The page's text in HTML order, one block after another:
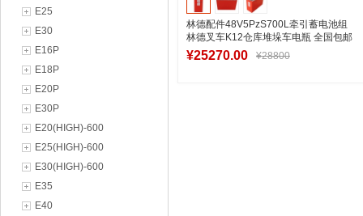
E25
E30
E16P
E18P
E20P
E30P
E20(HIGH)-600
E25(HIGH)-600
E30(HIGH)-600
E35
E40
林德配件48V5PzS700L牵引蓄电池组
林德叉车K12仓库堆垛车电瓶 全国包邮
¥25270.00 ¥28800